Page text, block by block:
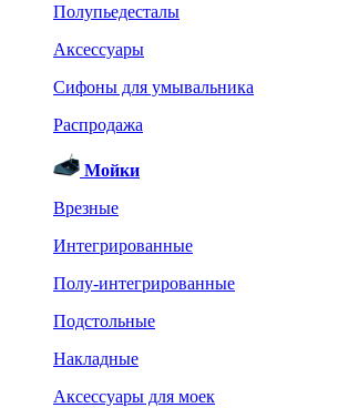
Полупьедесталы
Аксессуары
Сифоны для умывальника
Распродажа
Мойки
Врезные
Интегрированные
Полу-интегрированные
Подстольные
Накладные
Аксессуары для моек